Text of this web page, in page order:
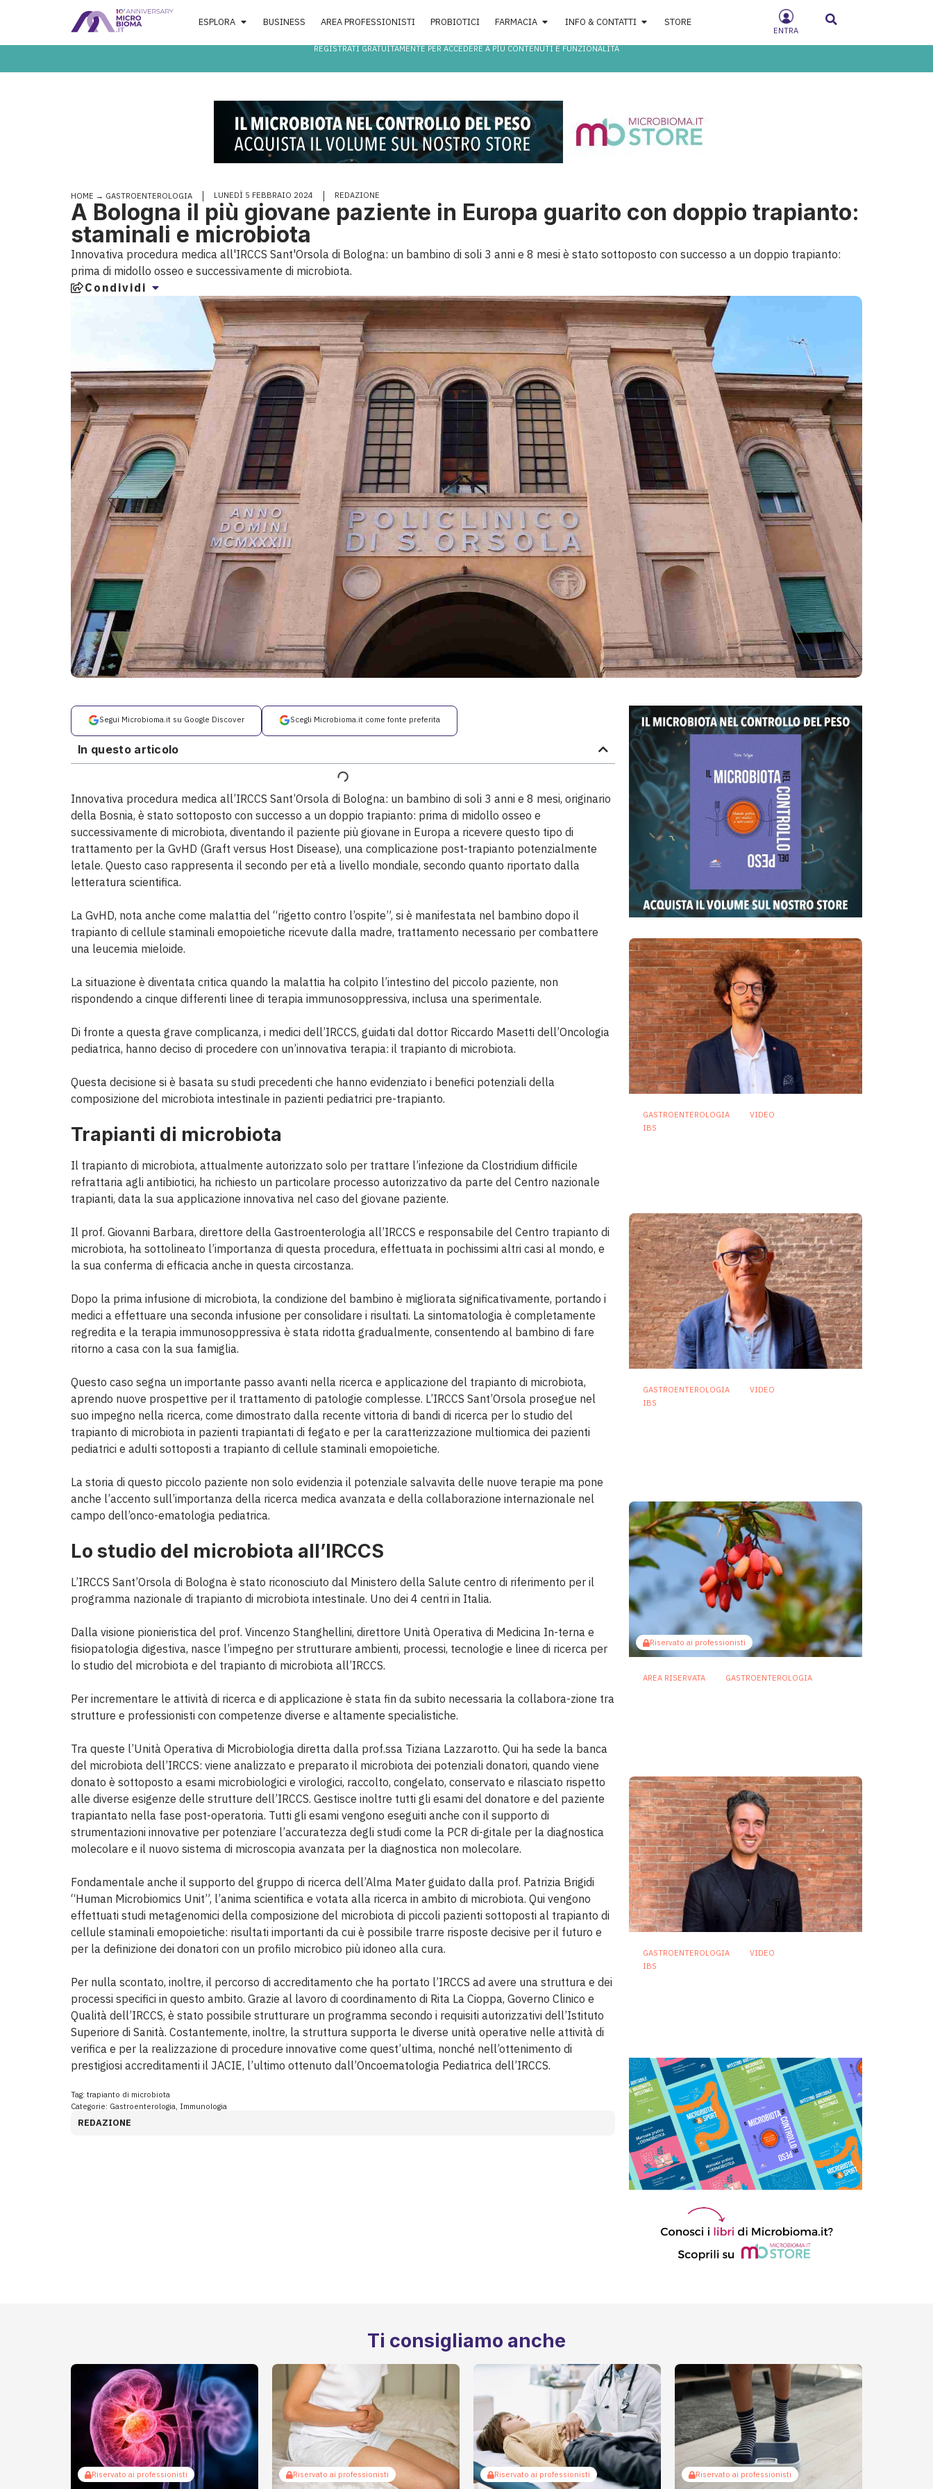
ESPLORA BUSINESS AREA PROFESSIONISTI PROBIOTICI FARMACIA INFO & CONTATTI STORE
ENTRA
REGISTRATI GRATUITAMENTE PER ACCEDERE A PIÙ CONTENUTI E FUNZIONALITÀ
HOME → GASTROENTEROLOGIA LUNEDÌ 5 FEBBRAIO 2024 REDAZIONE
A Bologna il più giovane paziente in Europa guarito con doppio trapianto:
staminali e microbiota
Innovativa procedura medica all'IRCCS Sant'Orsola di Bologna: un bambino di soli 3 anni e 8 mesi è stato sottoposto con successo a un doppio trapianto:
prima di midollo osseo e successivamente di microbiota.
Condividi
Segui Microbioma.it su Google Discover Scegli Microbioma.it come fonte preferita
In questo articolo
Innovativa procedura medica all’IRCCS Sant’Orsola di Bologna: un bambino di soli 3 anni e 8 mesi, originario
della Bosnia, è stato sottoposto con successo a un doppio trapianto: prima di midollo osseo e
successivamente di microbiota, diventando il paziente più giovane in Europa a ricevere questo tipo di
trattamento per la GvHD (Graft versus Host Disease), una complicazione post-trapianto potenzialmente
letale. Questo caso rappresenta il secondo per età a livello mondiale, secondo quanto riportato dalla
letteratura scientifica.
La GvHD, nota anche come malattia del “rigetto contro l’ospite”, si è manifestata nel bambino dopo il
trapianto di cellule staminali emopoietiche ricevute dalla madre, trattamento necessario per combattere
una leucemia mieloide.
La situazione è diventata critica quando la malattia ha colpito l’intestino del piccolo paziente, non
rispondendo a cinque differenti linee di terapia immunosoppressiva, inclusa una sperimentale.
Di fronte a questa grave complicanza, i medici dell’IRCCS, guidati dal dottor Riccardo Masetti dell’Oncologia
pediatrica, hanno deciso di procedere con un’innovativa terapia: il trapianto di microbiota.
Questa decisione si è basata su studi precedenti che hanno evidenziato i benefici potenziali della
composizione del microbiota intestinale in pazienti pediatrici pre-trapianto.
Trapianti di microbiota
Il trapianto di microbiota, attualmente autorizzato solo per trattare l’infezione da Clostridium difficile
refrattaria agli antibiotici, ha richiesto un particolare processo autorizzativo da parte del Centro nazionale
trapianti, data la sua applicazione innovativa nel caso del giovane paziente.
Il prof. Giovanni Barbara, direttore della Gastroenterologia all’IRCCS e responsabile del Centro trapianto di
microbiota, ha sottolineato l’importanza di questa procedura, effettuata in pochissimi altri casi al mondo, e
la sua conferma di efficacia anche in questa circostanza.
Dopo la prima infusione di microbiota, la condizione del bambino è migliorata significativamente, portando i
medici a effettuare una seconda infusione per consolidare i risultati. La sintomatologia è completamente
regredita e la terapia immunosoppressiva è stata ridotta gradualmente, consentendo al bambino di fare
ritorno a casa con la sua famiglia.
Questo caso segna un importante passo avanti nella ricerca e applicazione del trapianto di microbiota,
aprendo nuove prospettive per il trattamento di patologie complesse. L’IRCCS Sant’Orsola prosegue nel
suo impegno nella ricerca, come dimostrato dalla recente vittoria di bandi di ricerca per lo studio del
trapianto di microbiota in pazienti trapiantati di fegato e per la caratterizzazione multiomica dei pazienti
pediatrici e adulti sottoposti a trapianto di cellule staminali emopoietiche.
La storia di questo piccolo paziente non solo evidenzia il potenziale salvavita delle nuove terapie ma pone
anche l’accento sull’importanza della ricerca medica avanzata e della collaborazione internazionale nel
campo dell’onco-ematologia pediatrica.
Lo studio del microbiota all’IRCCS
L’IRCCS Sant’Orsola di Bologna è stato riconosciuto dal Ministero della Salute centro di riferimento per il
programma nazionale di trapianto di microbiota intestinale. Uno dei 4 centri in Italia.
Dalla visione pionieristica del prof. Vincenzo Stanghellini, direttore Unità Operativa di Medicina In-terna e
fisiopatologia digestiva, nasce l’impegno per strutturare ambienti, processi, tecnologie e linee di ricerca per
lo studio del microbiota e del trapianto di microbiota all’IRCCS.
Per incrementare le attività di ricerca e di applicazione è stata fin da subito necessaria la collabora-zione tra
strutture e professionisti con competenze diverse e altamente specialistiche.
Tra queste l’Unità Operativa di Microbiologia diretta dalla prof.ssa Tiziana Lazzarotto. Qui ha sede la banca
del microbiota dell’IRCCS: viene analizzato e preparato il microbiota dei potenziali donatori, quando viene
donato è sottoposto a esami microbiologici e virologici, raccolto, congelato, conservato e rilasciato rispetto
alle diverse esigenze delle strutture dell’IRCCS. Gestisce inoltre tutti gli esami del donatore e del paziente
trapiantato nella fase post-operatoria. Tutti gli esami vengono eseguiti anche con il supporto di
strumentazioni innovative per potenziare l’accuratezza degli studi come la PCR di-gitale per la diagnostica
molecolare e il nuovo sistema di microscopia avanzata per la diagnostica non molecolare.
Fondamentale anche il supporto del gruppo di ricerca dell’Alma Mater guidato dalla prof. Patrizia Brigidi
“Human Microbiomics Unit”, l’anima scientifica e votata alla ricerca in ambito di microbiota. Qui vengono
effettuati studi metagenomici della composizione del microbiota di piccoli pazienti sottoposti al trapianto di
cellule staminali emopoietiche: risultati importanti da cui è possibile trarre risposte decisive per il futuro e
per la definizione dei donatori con un profilo microbico più idoneo alla cura.
Per nulla scontato, inoltre, il percorso di accreditamento che ha portato l’IRCCS ad avere una struttura e dei
processi specifici in questo ambito. Grazie al lavoro di coordinamento di Rita La Cioppa, Governo Clinico e
Qualità dell’IRCCS, è stato possibile strutturare un programma secondo i requisiti autorizzativi dell’Istituto
Superiore di Sanità. Costantemente, inoltre, la struttura supporta le diverse unità operative nelle attività di
verifica e per la realizzazione di procedure innovative come quest’ultima, nonché nell’ottenimento di
prestigiosi accreditamenti il JACIE, l’ultimo ottenuto dall’Oncoematologia Pediatrica dell’IRCCS.
Tag: trapianto di microbiota
Categorie: Gastroenterologia Immunologia
REDAZIONE
GASTROENTEROLOGIA
VIDEO
IBS
GASTROENTEROLOGIA
VIDEO
IBS
Riservato ai professionisti
AREA RISERVATA GASTROENTEROLOGIA
GASTROENTEROLOGIA
VIDEO
IBS
Ti consigliamo anche
Riservato ai professionisti Riservato ai professionisti Riservato ai professionisti Riservato ai professionisti